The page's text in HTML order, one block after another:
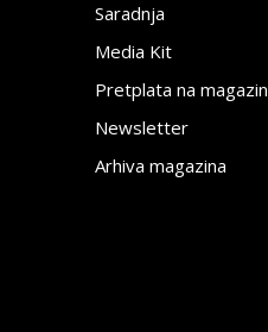
Saradnja
Media Kit
Pretplata na magazin
Newsletter
Arhiva magazina